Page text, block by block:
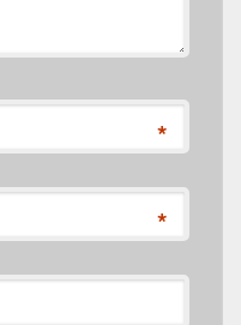
*
*